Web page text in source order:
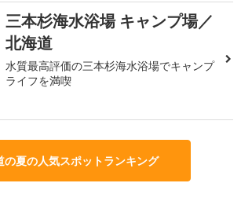
三本杉海水浴場 キャンプ場／
北海道
水質最高評価の三本杉海水浴場でキャンプ
ライフを満喫
の夏の人気スポットランキング